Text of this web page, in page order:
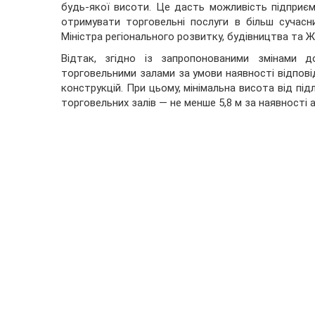
будь-якої висоти. Це дасть можливість
отримувати торговельні послуги в більш
Міністра регіонального розвитку, будівництва
Відтак, згідно із запропонованими змінами
торговельними залами за умови наявності
конструкцій. При цьому, мінімальна висота від
торговельних залів — не менше 5,8 м за наявності